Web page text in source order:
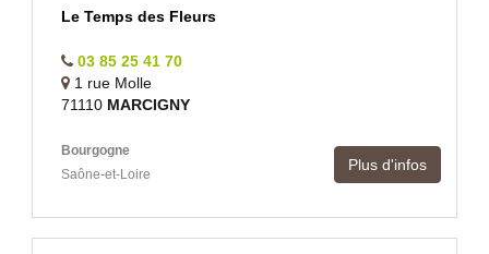
Le Temps des Fleurs
03 85 25 41 70
1 rue Molle
71110 MARCIGNY
Bourgogne
Saône-et-Loire
Plus d'infos